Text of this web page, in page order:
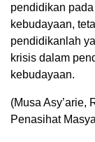
pendidikan
kebudayaan,
pendidikanlah
krisis dalam
kebudayaan.
(Musa Asy’arie,
Penasihat